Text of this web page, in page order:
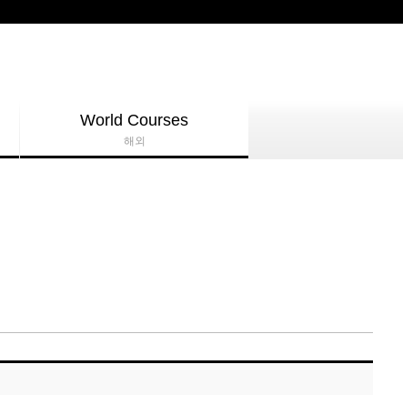
World Courses
해외